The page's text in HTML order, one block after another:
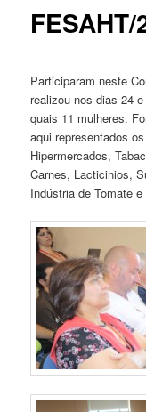
FESAHT/
Participaram neste
realizou nos dias 24
quais 11 mulheres.
aqui representados
Hipermercados,
Carnes, Lacticinios,
Indústria de Tomate